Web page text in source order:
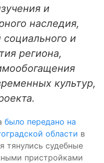
и
наследия,
и
региона,
культур,
было передано на
области в
тянулись судебные
пристройками